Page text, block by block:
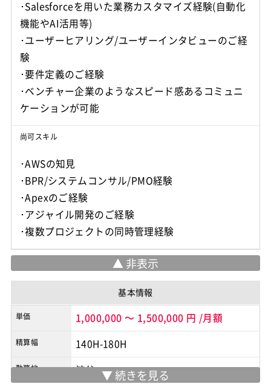
･Salesforceを用いた業務カスタマイズ経験(自動化
機能やAI活用等)
･ユーザーヒアリング/ユーザーインタビューのご経
験
･要件定義のご経験
･ベンチャー企業のようなスピード感あるコミュニ
ケーションが可能
尚可スキル
･AWSの知見
･BPR/システムコンサル/PMO経験
･Apexのご経験
･アジャイル開発のご経験
･複数プロジェクトの同時管理経験
基本情報
単価 1,000,000 ～ 1,500,000 円 /月額
精算幅 140H-180H
勤務地 渋谷